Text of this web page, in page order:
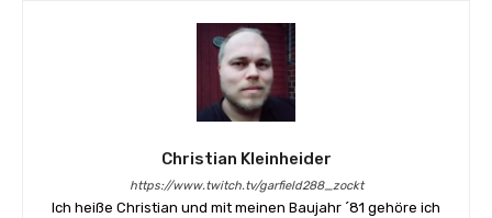
Christian Kleinheider
https://www.twitch.tv/garfield288_zockt
Ich heiße Christian und mit meinen Baujahr ´81 gehöre ich